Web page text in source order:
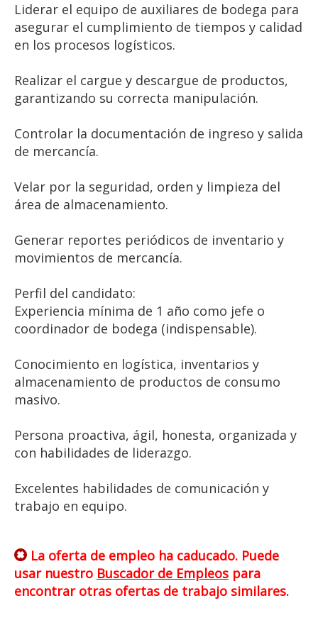
Liderar el equipo de auxiliares de bodega para
asegurar el cumplimiento de tiempos y calidad
en los procesos logísticos.
Realizar el cargue y descargue de productos,
garantizando su correcta manipulación.
Controlar la documentación de ingreso y salida
de mercancía.
Velar por la seguridad, orden y limpieza del
área de almacenamiento.
Generar reportes periódicos de inventario y
movimientos de mercancía.
Perfil del candidato:
Experiencia mínima de 1 año como jefe o
coordinador de bodega (indispensable).
Conocimiento en logística, inventarios y
almacenamiento de productos de consumo
masivo.
Persona proactiva, ágil, honesta, organizada y
con habilidades de liderazgo.
Excelentes habilidades de comunicación y
trabajo en equipo.
La oferta de empleo ha caducado. Puede
usar nuestro Buscador de Empleos para
encontrar otras ofertas de trabajo similares.